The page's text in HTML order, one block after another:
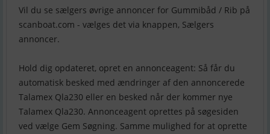
Vil du se sælgers øvrige annoncer for Gummibåd / Rib på
scanboat.com - vælges det via knappen, Sælgers
annoncer.
Hold dig opdateret, opret en annonceagent: Så får du
automatisk besked med ændringer af den annoncerede
Talamex Qla230 eller en besked når der kommer nye
Talamex Qla230. Annonceagent oprettes på søgesiden
ved vælge Gem Søgning. Samme mulighed for at oprette